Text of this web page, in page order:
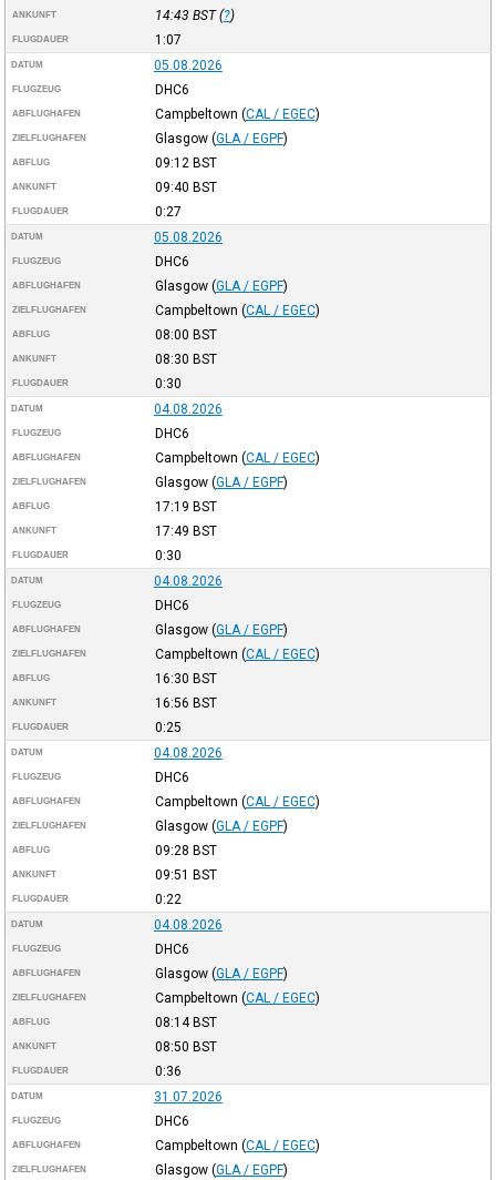
ANKUNFT 14:43 BST(?)
FLUGDAUER 1:07
DATUM 05.08.2026
FLUGZEUG DHC6
ABFLUGHAFEN Campbeltown (CAL / EGEC)
ZIELFLUGHAFEN Glasgow (GLA / EGPF)
ABFLUG 09:12 BST
ANKUNFT 09:40 BST
FLUGDAUER 0:27
DATUM 05.08.2026
FLUGZEUG DHC6
ABFLUGHAFEN Glasgow (GLA / EGPF)
ZIELFLUGHAFEN Campbeltown (CAL / EGEC)
ABFLUG 08:00 BST
ANKUNFT 08:30 BST
FLUGDAUER 0:30
DATUM 04.08.2026
FLUGZEUG DHC6
ABFLUGHAFEN Campbeltown (CAL / EGEC)
ZIELFLUGHAFEN Glasgow (GLA / EGPF)
ABFLUG 17:19 BST
ANKUNFT 17:49 BST
FLUGDAUER 0:30
DATUM 04.08.2026
FLUGZEUG DHC6
ABFLUGHAFEN Glasgow (GLA / EGPF)
ZIELFLUGHAFEN Campbeltown (CAL / EGEC)
ABFLUG 16:30 BST
ANKUNFT 16:56 BST
FLUGDAUER 0:25
DATUM 04.08.2026
FLUGZEUG DHC6
ABFLUGHAFEN Campbeltown (CAL / EGEC)
ZIELFLUGHAFEN Glasgow (GLA / EGPF)
ABFLUG 09:28 BST
ANKUNFT 09:51 BST
FLUGDAUER 0:22
DATUM 04.08.2026
FLUGZEUG DHC6
ABFLUGHAFEN Glasgow (GLA / EGPF)
ZIELFLUGHAFEN Campbeltown (CAL / EGEC)
ABFLUG 08:14 BST
ANKUNFT 08:50 BST
FLUGDAUER 0:36
DATUM 31.07.2026
FLUGZEUG DHC6
ABFLUGHAFEN Campbeltown (CAL / EGEC)
ZIELFLUGHAFEN Glasgow (GLA / EGPF)